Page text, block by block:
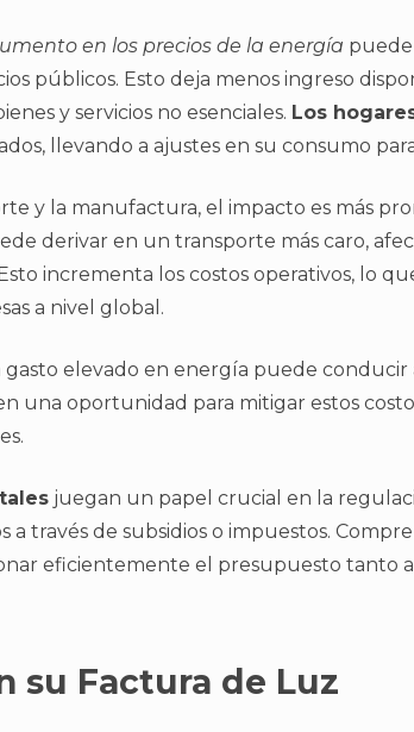
en los precios de la energía
públicos. Esto deja menos ingreso
y servicios no esenciales. Los
llevando a ajustes en su consumo
y la manufactura, el impacto es más
derivar en un transporte más caro,
incrementa los costos operativos, lo
a nivel global.
elevado en energía puede conducir
una oportunidad para mitigar estos
juegan un papel crucial en la
a través de subsidios o impuestos.
eficientemente el presupuesto tanto
su Factura de Luz